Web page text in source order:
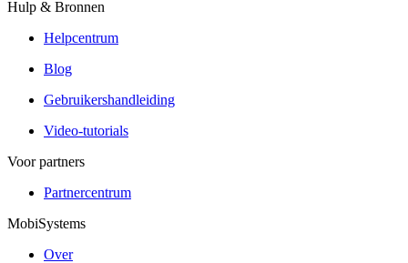
Hulp & Bronnen
Helpcentrum
Blog
Gebruikershandleiding
Video-tutorials
Voor partners
Partnercentrum
MobiSystems
Over